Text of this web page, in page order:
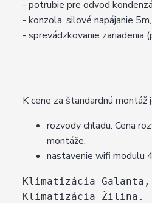
- potrubie pre odvod
- konzola, silové napájanie
- sprevádzkovanie zariadenia
K cene za štandardnú
rozvody chladu. Cena
montáže.
nastavenie wifi modulu
Klimatizácia
Klimatizácia Žilina.